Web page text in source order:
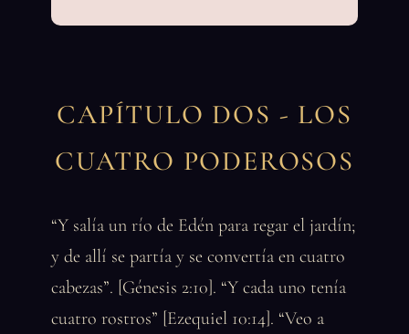
CAPÍTULO DOS - LOS
CUATRO PODEROSOS
“Y salía un río de Edén para regar el jardín;
y de allí se partía y se convertía en cuatro
cabezas”. [Génesis 2:10]. “Y cada uno tenía
cuatro rostros” [Ezequiel 10:14]. “Veo a